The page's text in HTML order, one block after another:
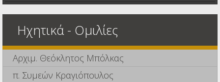
Ηχητικά - Ομιλίες
Αρχιμ. Θεόκλητος Μπόλκας
π. Συμεών Κραγιόπουλος